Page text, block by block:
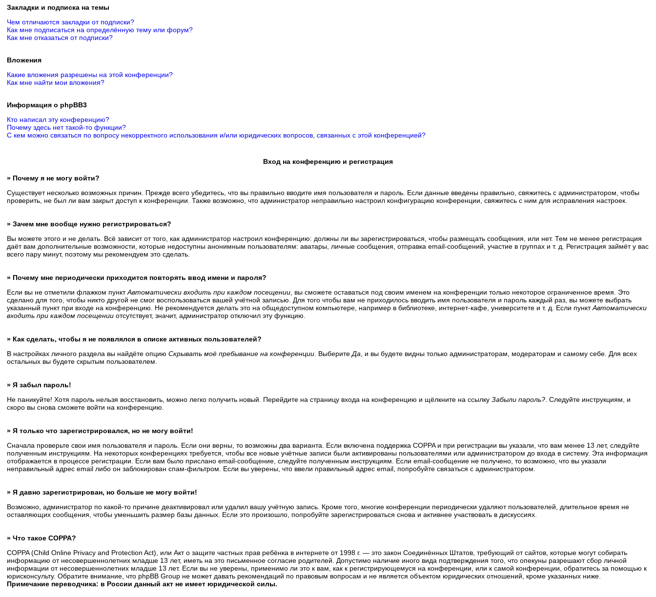
Закладки и подписка на темы
Чем отличаются закладки от подписки?
Как мне подписаться на определённую тему или форум?
Как мне отказаться от подписки?
Вложения
Какие вложения разрешены на этой конференции?
Как мне найти мои вложения?
Информация о phpBB3
Кто написал эту конференцию?
Почему здесь нет такой-то функции?
С кем можно связаться по вопросу некорректного использования и/или юридических вопросов, связанных с этой конференцией?
Вход на конференцию и регистрация
» Почему я не могу войти?
Существует несколько возможных причин. Прежде всего убедитесь, что вы правильно вводите имя пользователя и пароль. Если данные введены правильно, свяжитесь с администратором, чтобы
проверить, не был ли вам закрыт доступ к конференции. Также возможно, что администратор неправильно настроил конфигурацию конференции, свяжитесь с ним для исправления настроек.
» Зачем мне вообще нужно регистрироваться?
Вы можете этого и не делать. Всё зависит от того, как администратор настроил конференцию: должны ли вы зарегистрироваться, чтобы размещать сообщения, или нет. Тем не менее регистрация
даёт вам дополнительные возможности, которые недоступны анонимным пользователям: аватары, личные сообщения, отправка email-сообщений, участие в группах и т. д. Регистрация займёт у вас
всего пару минут, поэтому мы рекомендуем это сделать.
» Почему мне периодически приходится повторять ввод имени и пароля?
Если вы не отметили флажком пунктАвтоматически входить при каждом посещении , вы сможете оставаться под своим именем на конференции только некоторое ограниченное время. Это
сделано для того, чтобы никто другой не смог воспользоваться вашей учётной записью. Для того чтобы вам не приходилось вводить имя пользователя и пароль каждый раз, вы можете выбрать
указанный пункт при входе на конференцию. Не рекомендуется делать это на общедоступном компьютере, например в библиотеке, интернет-кафе, университете и т. д. Если пунктАвтоматически
входить при каждом посещении отсутствует, значит, администратор отключил эту функцию.
» Как сделать, чтобы я не появлялся в списке активных пользователей?
В настройках личного раздела вы найдёте опцию Скрывать моё пребывание на конференции . Выберите Да , и вы будете видны только администраторам, модераторам и самому себе. Для всех
остальных вы будете скрытым пользователем.
» Я забыл пароль!
Не паникуйте! Хотя пароль нельзя восстановить, можно легко получить новый. Перейдите на страницу входа на конференцию и щёлкните на ссылку Забыли пароль? . Следуйте инструкциям, и
скоро вы снова сможете войти на конференцию.
» Я только что зарегистрировался, но не могу войти!
Сначала проверьте свои имя пользователя и пароль. Если они верны, то возможны два варианта. Если включена поддержка COPPA и при регистрации вы указали, что вам менее 13 лет, следуйте
полученным инструкциям. На некоторых конференциях требуется, чтобы все новые учётные записи были активированы пользователями или администратором до входа в систему. Эта информация
отображается в процессе регистрации. Если вам было прислано email-сообщение, следуйте полученным инструкциям. Если email-сообщение не получено, то возможно, что вы указали
неправильный адрес email либо он заблокирован спам-фильтром. Если вы уверены, что ввели правильный адрес email, попробуйте связаться с администратором.
» Я давно зарегистрирован, но больше не могу войти!
Возможно, администратор по какой-то причине деактивировал или удалил вашу учётную запись. Кроме того, многие конференции периодически удаляют пользователей, длительное время не
оставляющих сообщения, чтобы уменьшить размер базы данных. Если это произошло, попробуйте зарегистрироваться снова и активнее участвовать в дискуссиях.
» Что такое COPPA?
COPPA (Child Online Privacy and Protection Act), или Акт о защите частных прав ребёнка в интернете от 1998 г. — это закон Соединённых Штатов, требующий от сайтов, которые могут собирать
информацию от несовершеннолетних младше 13 лет, иметь на это письменное согласие родителей. Допустимо наличие иного вида подтверждения того, что опекуны разрешают сбор личной
информации от несовершеннолетних младше 13 лет. Если вы не уверены, применимо ли это к вам, как к регистрирующемуся на конференции, или к самой конференции, обратитесь за помощью к
юрисконсульту. Обратите внимание, что phpBB Group не может давать рекомендаций по правовым вопросам и не является объектом юридических отношений, кроме указанных ниже.
Примечание переводчика: в России данный акт не имеет юридической силы.